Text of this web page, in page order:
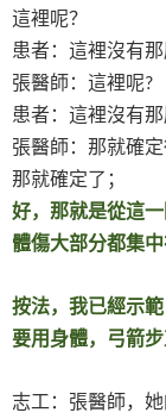
這裡呢？
患者：這裡沒有那
張醫師：這裡呢?
患者：這裡沒有那
張醫師：那就確
那就確定了；
好，那就是從這
體傷大部分都集中
按法，我已經示範
要用身體，弓箭步
志工：張醫師，